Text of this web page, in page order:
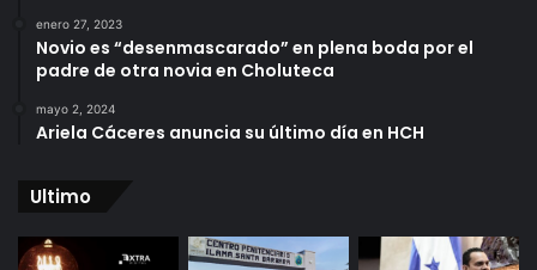
enero 27, 2023
Novio es “desenmascarado” en plena boda por el
padre de otra novia en Choluteca
mayo 2, 2024
Ariela Cáceres anuncia su último día en HCH
Ultimo